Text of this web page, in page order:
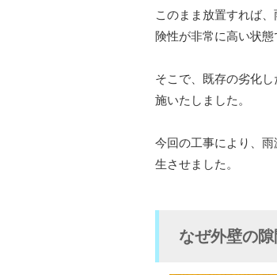
このまま放置すれば
険性が非常に高い状態
そこで、既存の劣化
施いたしました。
今回の工事により、
生させました。
なぜ外壁の